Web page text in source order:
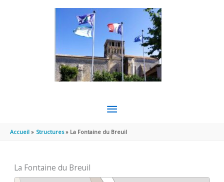
MENU
PRINCIPAL
Accueil Structures La Fontaine du Breuil
La Fontaine du Breuil